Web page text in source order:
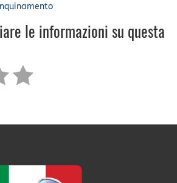
le informazioni su questa